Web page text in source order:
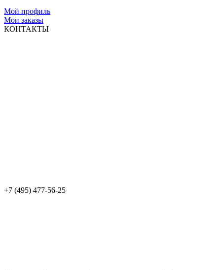
Мой профиль
Мои заказы
КОНТАКТЫ
+7 (495) 477-56-25